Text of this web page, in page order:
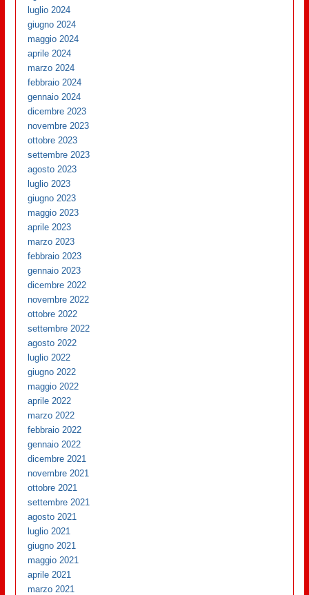
luglio 2024
giugno 2024
maggio 2024
aprile 2024
marzo 2024
febbraio 2024
gennaio 2024
dicembre 2023
novembre 2023
ottobre 2023
settembre 2023
agosto 2023
luglio 2023
giugno 2023
maggio 2023
aprile 2023
marzo 2023
febbraio 2023
gennaio 2023
dicembre 2022
novembre 2022
ottobre 2022
settembre 2022
agosto 2022
luglio 2022
giugno 2022
maggio 2022
aprile 2022
marzo 2022
febbraio 2022
gennaio 2022
dicembre 2021
novembre 2021
ottobre 2021
settembre 2021
agosto 2021
luglio 2021
giugno 2021
maggio 2021
aprile 2021
marzo 2021